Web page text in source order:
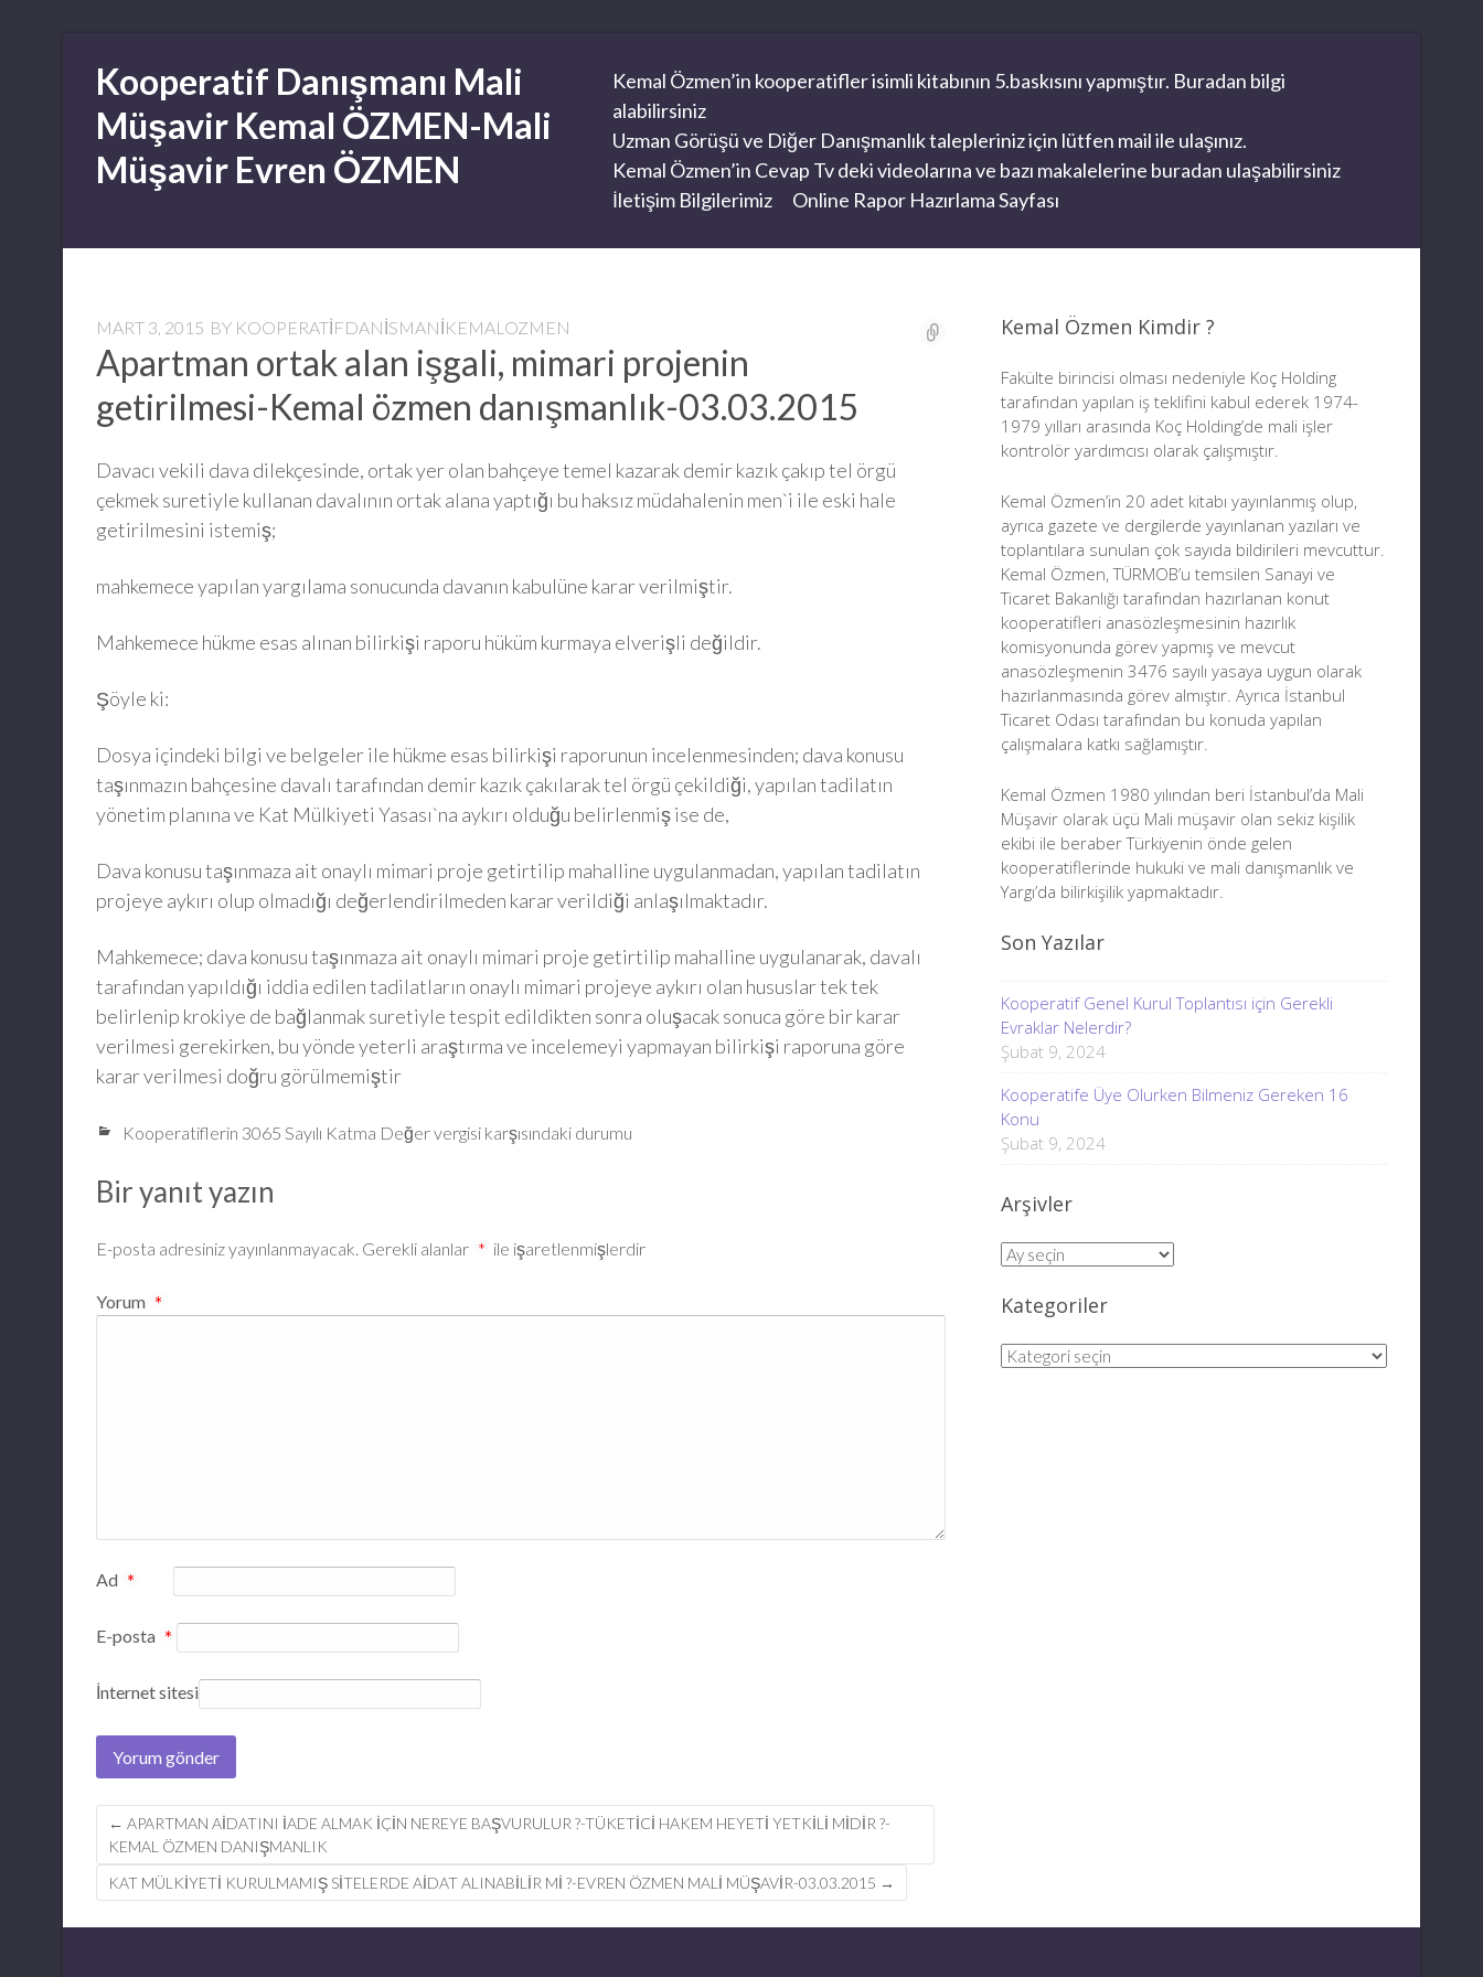
contentKooperatif Danışmanı Mali
Müşavir Kemal ÖZMEN-Mali
Müşavir Evren ÖZMEN
Kemal Özmen’in kooperatifler isimli kitabının 5.baskısını yapmıştır. Buradan bilgi
alabilirsiniz
Uzman Görüşü ve Diğer Danışmanlık talepleriniz için lütfen mail ile ulaşınız.
Kemal Özmen’in Cevap Tv deki videolarına ve bazı makalelerine buradan ulaşabilirsiniz
İletişim Bilgilerimiz
Online Rapor Hazırlama Sayfası
MART 3, 2015 BY KOOPERATIFDANISMANIKEMALOZMEN
Apartman ortak alan işgali, mimari projenin
getirilmesi-Kemal özmen danışmanlık-03.03.2015
Davacı vekili dava dilekçesinde, ortak yer olan bahçeye temel kazarak demir kazık çakıp tel örgü
çekmek suretiyle kullanan davalının ortak alana yaptığı bu haksız müdahalenin men`i ile eski hale
getirilmesini istemiş;
mahkemece yapılan yargılama sonucunda davanın kabulüne karar verilmiştir.
Mahkemece hükme esas alınan bilirkişi raporu hüküm kurmaya elverişli değildir.
Şöyle ki:
Dosya içindeki bilgi ve belgeler ile hükme esas bilirkişi raporunun incelenmesinden; dava konusu
taşınmazın bahçesine davalı tarafından demir kazık çakılarak tel örgü çekildiği, yapılan tadilatın
yönetim planına ve Kat Mülkiyeti Yasası`na aykırı olduğu belirlenmiş ise de,
Dava konusu taşınmaza ait onaylı mimari proje getirtilip mahalline uygulanmadan, yapılan tadilatın
projeye aykırı olup olmadığı değerlendirilmeden karar verildiği anlaşılmaktadır.
Mahkemece; dava konusu taşınmaza ait onaylı mimari proje getirtilip mahalline uygulanarak, davalı
tarafından yapıldığı iddia edilen tadilatların onaylı mimari projeye aykırı olan hususlar tek tek
belirlenip krokiye de bağlanmak suretiyle tespit edildikten sonra oluşacak sonuca göre bir karar
verilmesi gerekirken, bu yönde yeterli araştırma ve incelemeyi yapmayan bilirkişi raporuna göre
karar verilmesi doğru görülmemiştir
Kooperatiflerin 3065 Sayılı Katma Değer vergisi karşısındaki durumu
Bir yanıt yazın
E-posta adresiniz yayınlanmayacak. Gerekli alanlar * ile işaretlenmişlerdir
Yorum *
Ad *
E-posta *
İnternet sitesi
Post
navigation
← APARTMAN AIDATINI IADE ALMAK IÇIN NEREYE BAŞVURULUR ?-TÜKETICI HAKEM HEYETI YETKILI MIDIR ?-
KEMAL ÖZMEN DANIŞMANLIK
KAT MÜLKIYETI KURULMAMIŞ SITELERDE AIDAT ALINABILIR MI ?-EVREN ÖZMEN MALİ MÜŞAVİR-03.03.2015 →
Kemal Özmen Kimdir ?
Fakülte birincisi olması nedeniyle Koç Holding
tarafından yapılan iş teklifini kabul ederek 1974-
1979 yılları arasında Koç Holding’de mali işler
kontrolör yardımcısı olarak çalışmıştır.
Kemal Özmen’in 20 adet kitabı yayınlanmış olup,
ayrıca gazete ve dergilerde yayınlanan yazıları ve
toplantılara sunulan çok sayıda bildirileri mevcuttur.
Kemal Özmen, TÜRMOB’u temsilen Sanayi ve
Ticaret Bakanlığı tarafından hazırlanan konut
kooperatifleri anasözleşmesinin hazırlık
komisyonunda görev yapmış ve mevcut
anasözleşmenin 3476 sayılı yasaya uygun olarak
hazırlanmasında görev almıştır. Ayrıca İstanbul
Ticaret Odası tarafından bu konuda yapılan
çalışmalara katkı sağlamıştır.
Kemal Özmen 1980 yılından beri İstanbul’da Mali
Müşavir olarak üçü Mali müşavir olan sekiz kişilik
ekibi ile beraber Türkiyenin önde gelen
kooperatiflerinde hukuki ve mali danışmanlık ve
Yargı’da bilirkişilik yapmaktadır.
Son Yazılar
Kooperatif Genel Kurul Toplantısı için Gerekli
Evraklar Nelerdir?
Şubat 9, 2024
Kooperatife Üye Olurken Bilmeniz Gereken 16
Konu
Şubat 9, 2024
Arşivler
Arşivler
Kategoriler
Kategoriler